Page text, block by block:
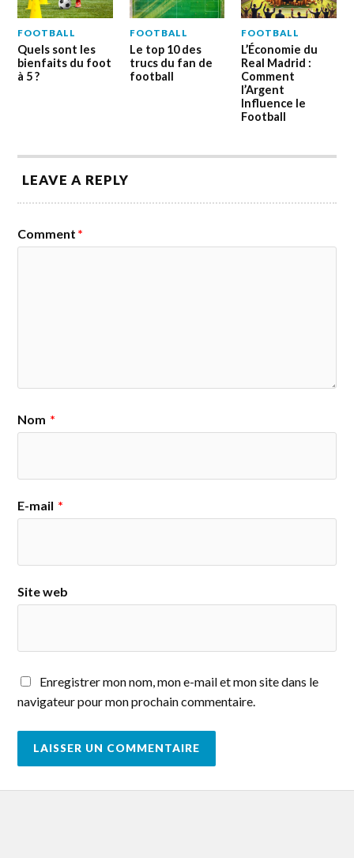
FOOTBALL
Quels sont les
bienfaits du foot
à 5 ?
FOOTBALL
Le top 10 des
trucs du fan de
football
FOOTBALL
L’Économie du
Real Madrid :
Comment
l’Argent
Influence le
Football
LEAVE A REPLY
Comment *
Nom *
E-mail *
Site web
Enregistrer mon nom, mon e-mail et mon site dans le
navigateur pour mon prochain commentaire.